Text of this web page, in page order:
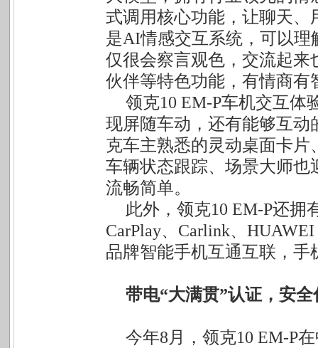
式调用核心功能，让聊天
是AI情感交互系统，可以
仅很会察言观色，交流起
伙伴等特色功能，有情商有
领克10 EM-P车机交互体
现屏随车动，还有能够互
克车主熟悉的灵动桌面卡
车辆状态跟踪、场景大师
流畅简单。
此外，领克10 EM-P还拥
CarPlay、Carlink、
品牌智能手机互通互联，
带电“大满贯”认证，安
今年8月，领克10 EM-P